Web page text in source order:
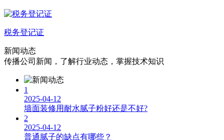
税务登记证
新闻动态
传播公司新闻，了解行业动态，掌握技术知识
1
2025-04-12
墙面装修用耐水腻子粉好还是不好?
2
2025-04-12
普通腻子的缺点有哪些？